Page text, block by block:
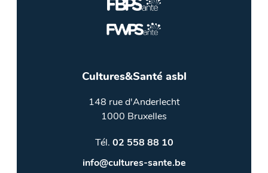
Cultures&Santé asbl
148 rue d'Anderlecht
1000 Bruxelles
Tél. 02 558 88 10
info@cultures-sante.be